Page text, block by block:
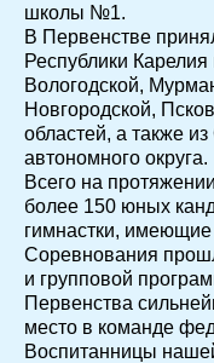
школы №1.
В Первенстве
Республики
Вологодской,
Новгородской,
областей, а также
автономного округа.
Всего на
более 150 юных
гимнастки,
Соревнования
и групповой
Первенства
место в команде
Воспитанницы